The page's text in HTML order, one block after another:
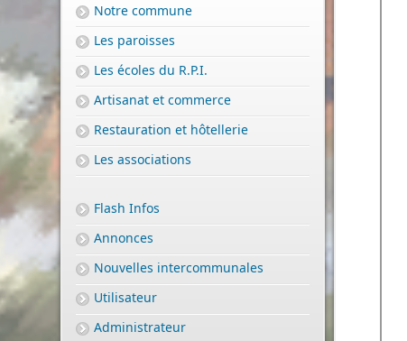
Notre commune
Les paroisses
Les écoles du R.P.I.
Artisanat et commerce
Restauration et hôtellerie
Les associations
Flash Infos
Annonces
Nouvelles intercommunales
Utilisateur
Administrateur